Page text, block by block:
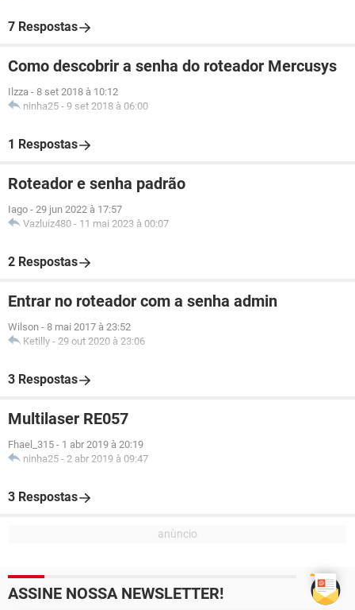
7 Respostas
Como descobrir a senha do roteador Mercusys
Ilzza - 8 set 2018 à 10:12
ninha25 - 9 set 2018 à 06:00
1 Respostas
Roteador e senha padrão
Iago - 29 jun 2022 à 17:57
Vazluiz480 - 11 mai 2023 à 00:07
2 Respostas
Entrar no roteador com a senha admin
Wilson - 8 mai 2017 à 23:52
Ketilly - 29 out 2020 à 23:06
3 Respostas
Multilaser RE057
Fhael_315 - 1 abr 2019 à 20:19
ninha25 - 2 abr 2019 à 09:47
3 Respostas
ASSINE NOSSA NEWSLETTER!